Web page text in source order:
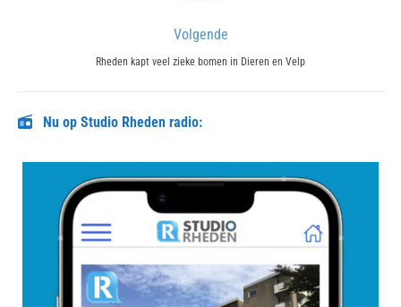
Volgende
Next
Rheden kapt veel zieke bomen in Dieren en Velp
Nu op Studio Rheden radio: